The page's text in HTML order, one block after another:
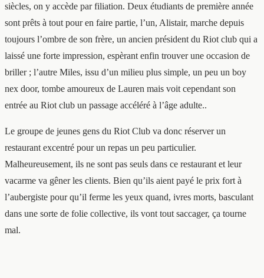
siècles, on y accède par filiation. Deux étudiants de première année
sont prêts à tout pour en faire partie, l’un, Alistair, marche depuis
toujours l’ombre de son frère, un ancien président du Riot club qui a
laissé une forte impression, espèrant enfin trouver une occasion de
briller ; l’autre Miles, issu d’un milieu plus simple, un peu un boy
nex door, tombe amoureux de Lauren mais voit cependant son
entrée au Riot club un passage accéléré à l’âge adulte..
Le groupe de jeunes gens du Riot Club va donc réserver un
restaurant excentré pour un repas un peu particulier.
Malheureusement, ils ne sont pas seuls dans ce restaurant et leur
vacarme va gêner les clients. Bien qu’ils aient payé le prix fort à
l’aubergiste pour qu’il ferme les yeux quand, ivres morts, basculant
dans une sorte de folie collective, ils vont tout saccager, ça tourne
mal.